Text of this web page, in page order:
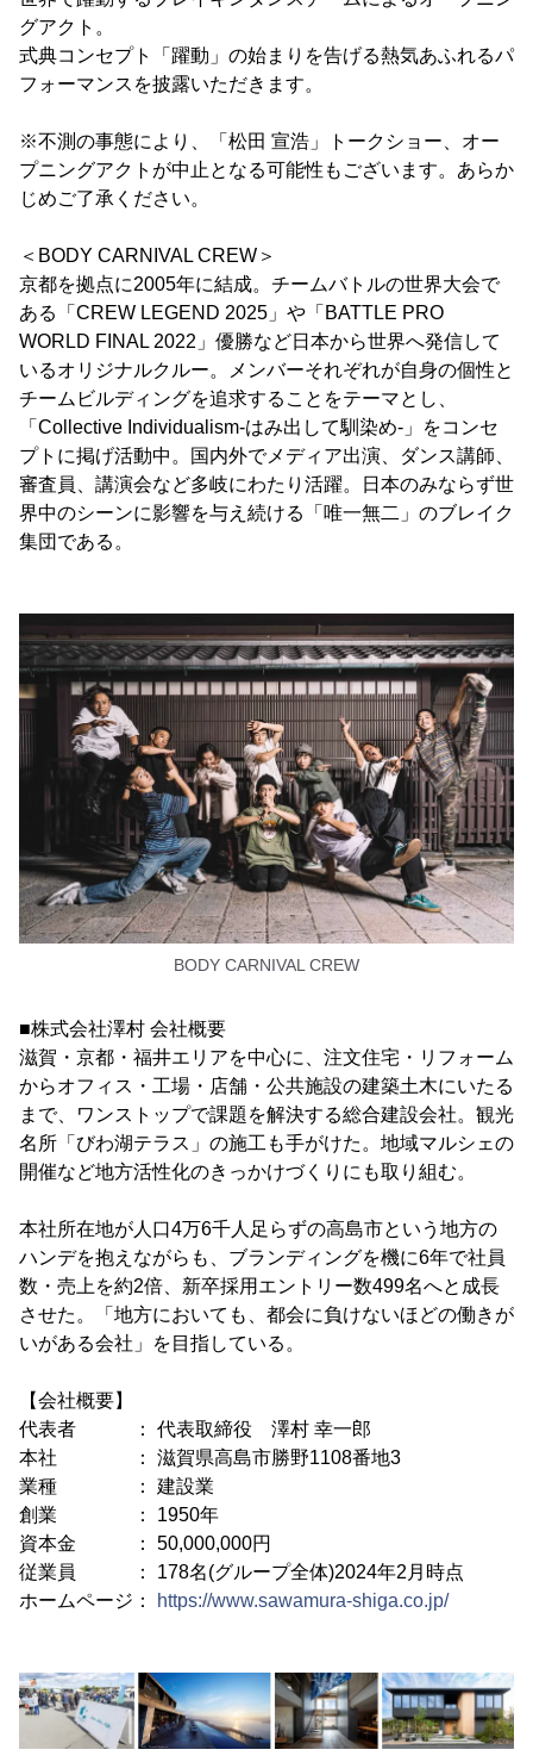
グアクト。
式典コンセプト「躍動」の始まりを告げる熱気あふれるパ
フォーマンスを披露いただきます。
※不測の事態により、「松田 宣浩」トークショー、オー
プニングアクトが中止となる可能性もございます。あらか
じめご了承ください。
＜BODY CARNIVAL CREW＞
京都を拠点に2005年に結成。チームバトルの世界大会で
ある「CREW LEGEND 2025」や「BATTLE PRO
WORLD FINAL 2022」優勝など日本から世界へ発信して
いるオリジナルクルー。メンバーそれぞれが自身の個性と
チームビルディングを追求することをテーマとし、
「Collective Individualism-はみ出して馴染め-」をコンセ
プトに掲げ活動中。国内外でメディア出演、ダンス講師、
審査員、講演会など多岐にわたり活躍。日本のみならず世
界中のシーンに影響を与え続ける「唯一無二」のブレイク
集団である。
BODY CARNIVAL CREW
■株式会社澤村 会社概要
滋賀・京都・福井エリアを中心に、注文住宅・リフォーム
からオフィス・工場・店舗・公共施設の建築土木にいたる
まで、ワンストップで課題を解決する総合建設会社。観光
名所「びわ湖テラス」の施工も手がけた。地域マルシェの
開催など地方活性化のきっかけづくりにも取り組む。
本社所在地が人口4万6千人足らずの高島市という地方の
ハンデを抱えながらも、ブランディングを機に6年で社員
数・売上を約2倍、新卒採用エントリー数499名へと成長
させた。「地方においても、都会に負けないほどの働きが
いがある会社」を目指している。
【会社概要】
代表者 ： 代表取締役 澤村 幸一郎
本社 ： 滋賀県高島市勝野1108番地3
業種 ： 建設業
創業 ： 1950年
資本金 ： 50,000,000円
従業員 ： 178名(グループ全体)2024年2月時点
ホームページ：
https://www.sawamura-shiga.co.jp/